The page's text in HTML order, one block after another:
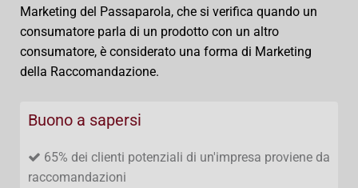
Marketing del Passaparola, che si verifica quando un
consumatore parla di un prodotto con un altro
consumatore, è considerato una forma di Marketing
della Raccomandazione.
Buono a sapersi
65% dei clienti potenziali di un'impresa proviene da
raccomandazioni